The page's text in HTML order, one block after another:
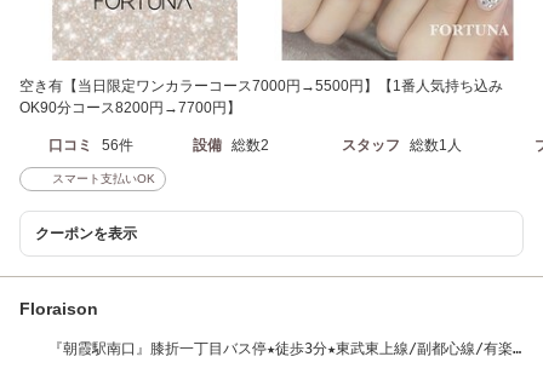
空き有【当日限定ワンカラーコース7000円→5500円】【1番人気持ち込み
OK90分コース8200円→7700円】
口コミ 56件 設備 総数2 スタッフ 総数1人
スマート支払いOK
クーポンを表示
Floraison
『朝霞駅南口』膝折一丁目バス停★徒歩3分★東武東上線/副都心線/有楽